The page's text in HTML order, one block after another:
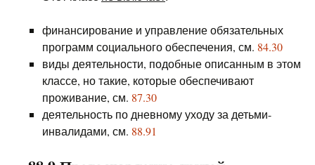
финансирование и управление обязательных
программ социального обеспечения, см. 84.30
виды деятельности, подобные описанным в этом
классе, но такие, которые обеспечивают
проживание, см. 87.30
деятельность по дневному уходу за детьми-
инвалидами, см. 88.91